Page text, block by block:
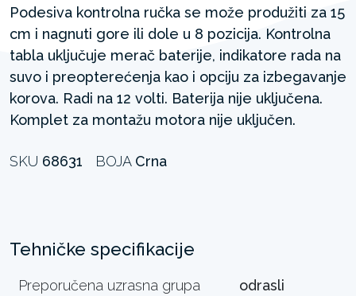
Podesiva kontrolna ručka se može produžiti za 15
cm i nagnuti gore ili dole u ​​8 pozicija. Kontrolna
tabla uključuje merač baterije, indikatore rada na
suvo i preopterećenja kao i opciju za izbegavanje
korova. Radi na 12 volti. Baterija nije uključena.
Komplet za montažu motora nije uključen.
SKU 68631 BOJA Crna
Tehničke specifikacije
Preporučena uzrasna grupa odrasli